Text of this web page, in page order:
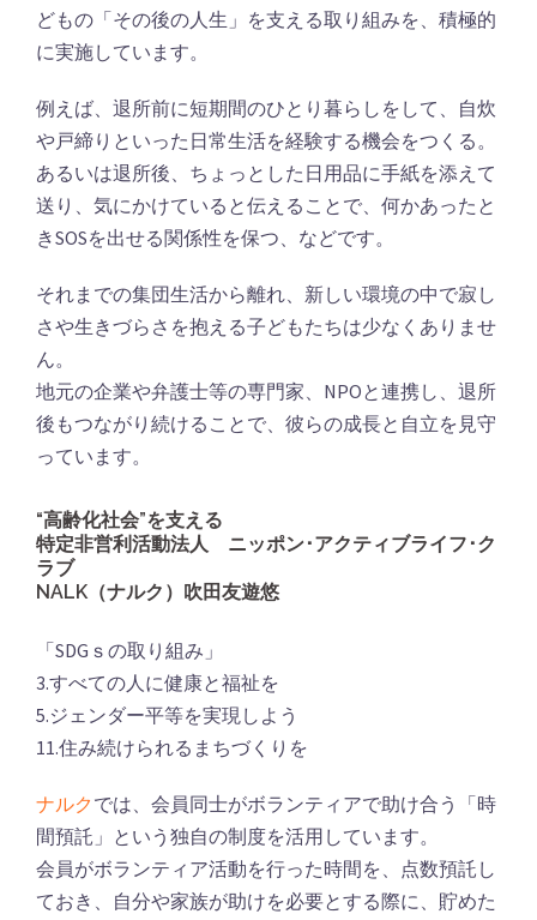
どもの「その後の人生」を支える取り組みを、積極的
に実施しています。
例えば、退所前に短期間のひとり暮らしをして、自炊
や戸締りといった日常生活を経験する機会をつくる。
あるいは退所後、ちょっとした日用品に手紙を添えて
送り、気にかけていると伝えることで、何かあったと
きSOSを出せる関係性を保つ、などです。
それまでの集団生活から離れ、新しい環境の中で寂し
さや生きづらさを抱える子どもたちは少なくありませ
ん。
地元の企業や弁護士等の専門家、NPOと連携し、退所
後もつながり続けることで、彼らの成長と自立を見守
っています。
“高齢化社会”を支える
特定非営利活動法人 ニッポン･アクティブライフ･ク
ラブ
NALK（ナルク）吹田友遊悠
「SDGｓの取り組み」
3.すべての人に健康と福祉を
5.ジェンダー平等を実現しよう
11.住み続けられるまちづくりを
ナルク では、会員同士がボランティアで助け合う「時
間預託」という独自の制度を活用しています。
会員がボランティア活動を行った時間を、点数預託し
ておき、自分や家族が助けを必要とする際に、貯めた